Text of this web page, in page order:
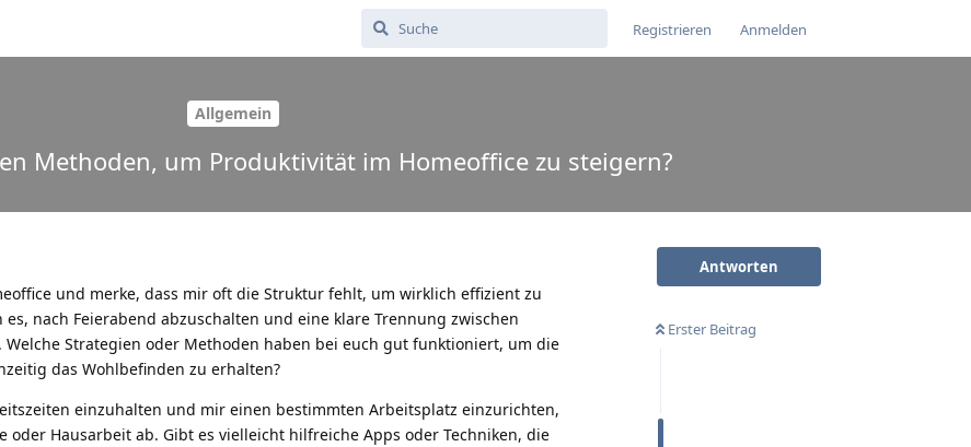
Registrieren Anmelden
Allgemein
Methoden, um Produktivität im Homeoffice zu steigern?
Antworten
Erster Beitrag
und merke, dass mir oft die Struktur fehlt, um wirklich effizient zu
nach Feierabend abzuschalten und eine klare Trennung zwischen
Strategien oder Methoden haben bei euch gut funktioniert, um die
das Wohlbefinden zu erhalten?
einzuhalten und mir einen bestimmten Arbeitsplatz einzurichten,
oder Hausarbeit ab. Gibt es vielleicht hilfreiche Apps oder Techniken, die